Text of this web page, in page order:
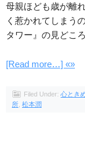
母親ほども歳が離
く惹かれてしまう
タワー』の見どこ
[Read more…] «»
Filed Under: 心とき
所 松本潤